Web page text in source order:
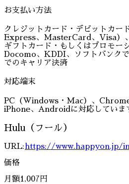
お支払い方法
クレジットカード・デビットカー
Express、MasterCard、Visa）
ギフトカード・もしくはプロモー
Docomo、KDDI、ソフトバンク
でのキャリア決済
対応端末
PC（Windows・Mac）、
iPhone、Androidに対応していま
Hulu（フール）
URL: https://www.happyon.jp/
価格
月額1,007円